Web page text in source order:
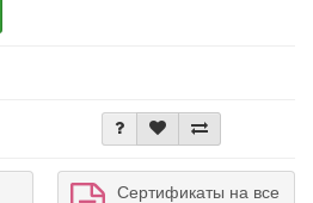
Сертификаты на все